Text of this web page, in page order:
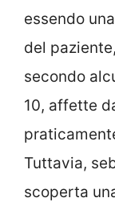
essendo
del
secondo
10, affette
Tuttavia,
scoperta